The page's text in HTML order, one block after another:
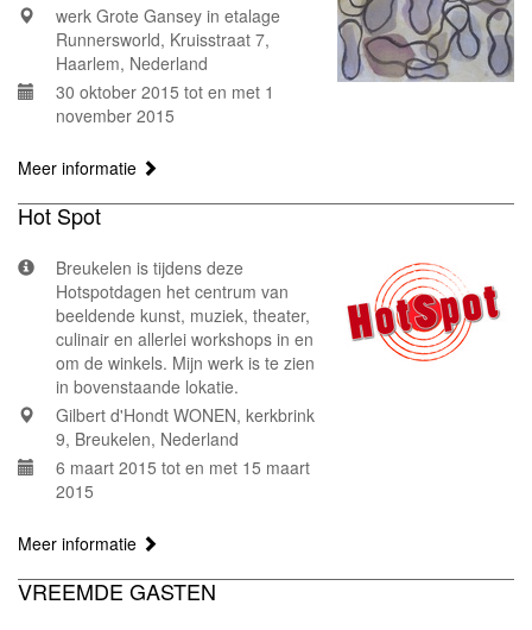
werk Grote Gansey in etalage
Runnersworld, Kruisstraat 7,
Haarlem, Nederland
30 oktober 2015 tot en met 1
november 2015
Meer informatie
Hot Spot
Breukelen is tijdens deze
Hotspotdagen het centrum van
beeldende kunst, muziek, theater,
culinair en allerlei workshops in en
om de winkels. Mijn werk is te zien
in bovenstaande lokatie.
Gilbert d'Hondt WONEN, kerkbrink
9, Breukelen, Nederland
6 maart 2015 tot en met 15 maart
2015
Meer informatie
VREEMDE GASTEN